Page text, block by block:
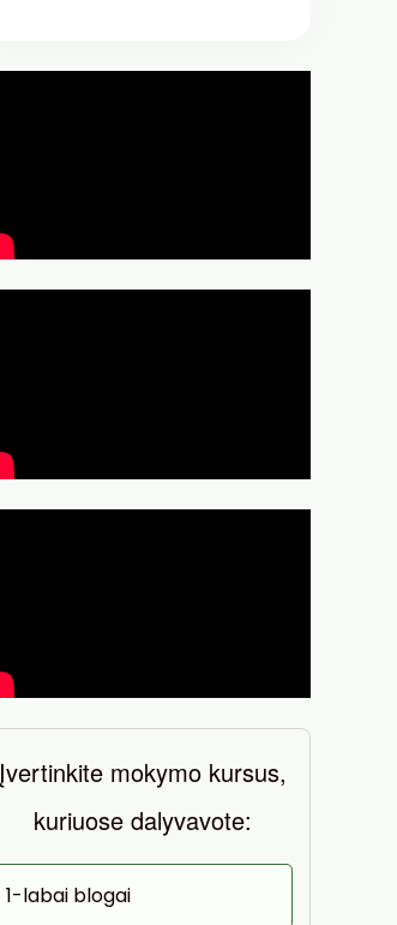
Įvertinkite mokymo kursus,
kuriuose dalyvavote:
1-labai blogai